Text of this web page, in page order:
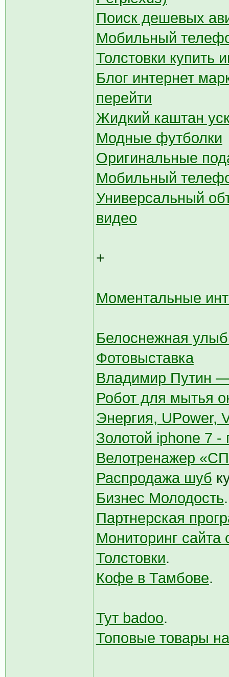
Поиск дешевых
Мобильный
Толстовки купить
Блог интернет
перейти
Жидкий каштан
Модные футболки
Оригинальные
Мобильный
Универсальный
видео
+
Моментальные
Белоснежная
Фотовыставка
Владимир Путин —
Робот для мытья
Энергия, UPower,
Золотой iphone 7
Велотренажер
Распродажа шуб
Бизнес Молодость
Партнерская
Мониторинг сайта
Толстовки.
Кофе в Тамбове.
Тут badoo.
Топовые товары